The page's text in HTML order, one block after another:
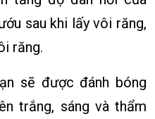
sau khi lấy vôi răng,
răng.
sẽ được đánh bóng
trắng, sáng và thẩm